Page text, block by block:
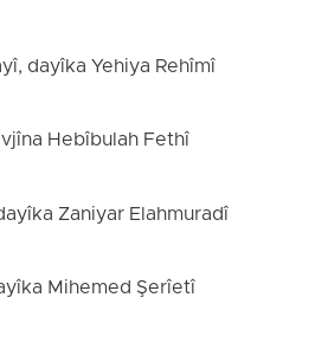
dayîka Yehiya Rehîmî
Hebîbulah Fethî
Zaniyar Elahmuradî
Mihemed Şerîetî